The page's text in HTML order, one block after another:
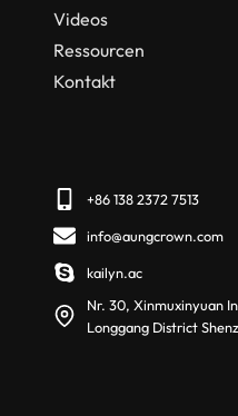
Videos
Ressourcen
Kontakt
+86 138 2372 7513
info@aungcrown.com
kailyn.ac
Nr. 30, Xinmuxinyuan
Longgang District